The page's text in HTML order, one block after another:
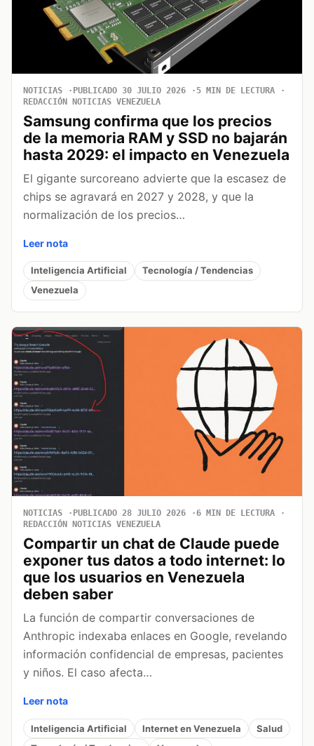
NOTICIAS PUBLICADO 30 JULIO 2026
5 MIN DE LECTURA
REDACCIÓN NOTICIAS VENEZUELA
Samsung confirma que los precios
de la memoria RAM y SSD no bajarán
hasta 2029: el impacto en Venezuela
El gigante surcoreano advierte que la escasez de
chips se agravará en 2027 y 2028, y que la
normalización de los precios…
Leer nota
Inteligencia Artificial
Tecnología / Tendencias
Venezuela
NOTICIAS PUBLICADO 28 JULIO 2026
6 MIN DE LECTURA
REDACCIÓN NOTICIAS VENEZUELA
Compartir un chat de Claude puede
exponer tus datos a todo internet: lo
que los usuarios en Venezuela
deben saber
La función de compartir conversaciones de
Anthropic indexaba enlaces en Google, revelando
información confidencial de empresas, pacientes
y niños. El caso afecta…
Leer nota
Inteligencia Artificial Internet en Venezuela
Salud